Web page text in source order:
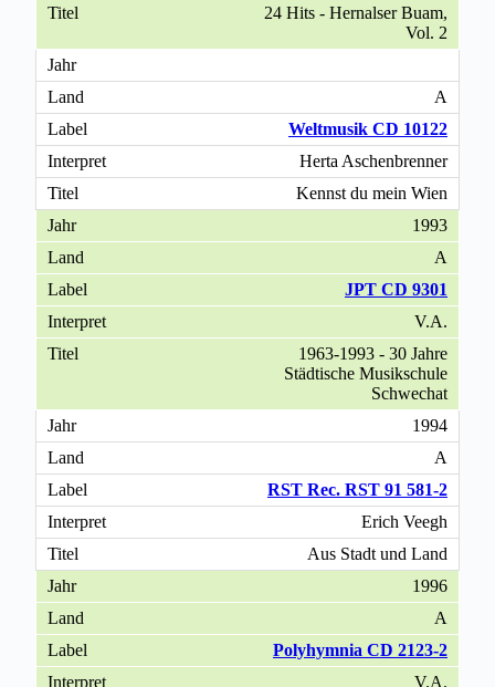
24 Hits - Hernalser Buam,
Vol. 2
A
Weltmusik CD 10122
Herta Aschenbrenner
Kennst du mein Wien
1993
A
JPT CD 9301
V.A.
1963-1993 - 30 Jahre
Städtische Musikschule
Schwechat
1994
A
RST Rec. RST 91 581-2
Erich Veegh
Aus Stadt und Land
1996
A
Polyhymnia CD 2123-2
V.A.